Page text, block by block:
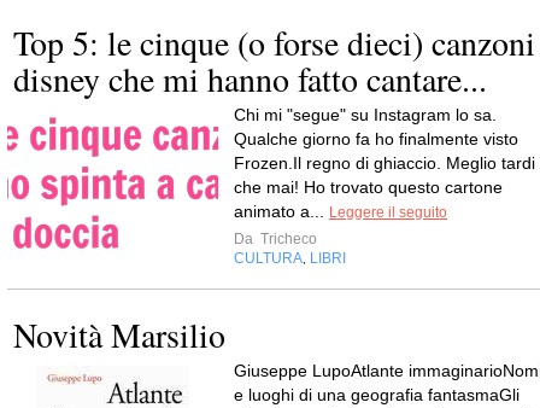
Top 5: le cinque (o forse dieci) canzoni
disney che mi hanno fatto cantare...
Chi mi "segue" su Instagram lo sa.
Qualche giorno fa ho finalmente visto
Frozen.Il regno di ghiaccio. Meglio tardi
che mai! Ho trovato questo cartone
animato a...
Leggere il seguito
Da Tricheco
CULTURA LIBRI
Novità Marsilio
Giuseppe LupoAtlante
e luoghi di una geografia fantasmaGli